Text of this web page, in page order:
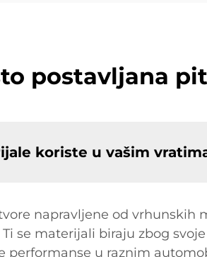
postavljana
koriste u vašim
napravljene od vrhunskih
se materijali biraju zbog
performanse u raznim